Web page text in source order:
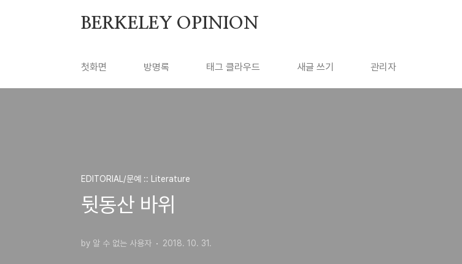
BERKELEY OPINION
첫화면 방명록 태그 클라우드 새글 쓰기 관리자
EDITORIAL/문예 :: Literature
뒷동산 바위
by 알 수 없는 사용자 2018. 10. 31.